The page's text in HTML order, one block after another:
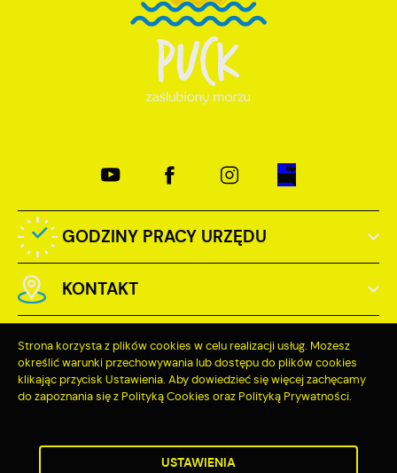
GODZINY PRACY URZĘDU
KONTAKT
Odwiedzin: 3792028
Strona korzysta z plików cookies w celu realizacji usług. Możesz
określić warunki przechowywania lub dostępu do plików cookies
klikając przycisk Ustawienia. Aby dowiedzieć się więcej zachęcamy
do zapoznania się z Polityką Cookies oraz Polityką Prywatności.
USTAWIENIA